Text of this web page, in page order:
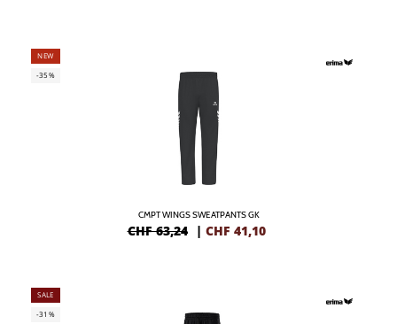
NEW
-35%
CMPT WINGS SWEATPANTS GK
CHF 63,24 | CHF 41,10
SALE
-31%